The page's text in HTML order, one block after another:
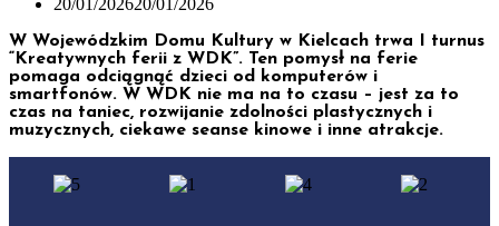
Logotypy WDK do pobrania
Oferty pracy
KONTAKT
20/01/202620/01/2026
W Wojewódzkim Domu Kultury w Kielcach trwa I turnus
“Kreatywnych ferii z WDK”. Ten pomysł na ferie
pomaga odciągnąć dzieci od komputerów i
smartfonów. W WDK nie ma na to czasu – jest za to
czas na taniec, rozwijanie zdolności plastycznych i
muzycznych, ciekawe seanse kinowe i inne atrakcje.